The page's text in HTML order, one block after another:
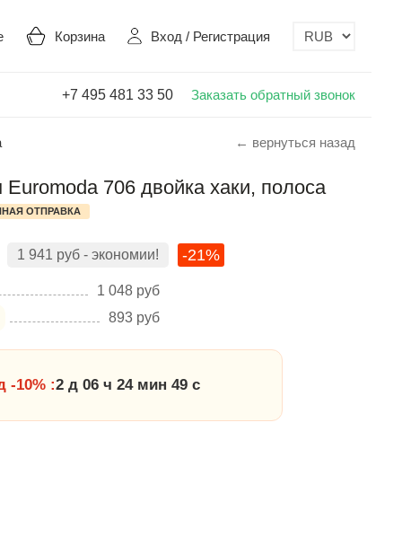
Корзина Вход / Регистрация
+7 495 481 33 50 Заказать обратный звонок
← вернуться назад
706 двойка хаки, полоса
ОТПРАВКА
1 941 руб - экономии! -21%
1 048 руб
893 руб
-10% :2 д 06 ч 24 мин 48 с